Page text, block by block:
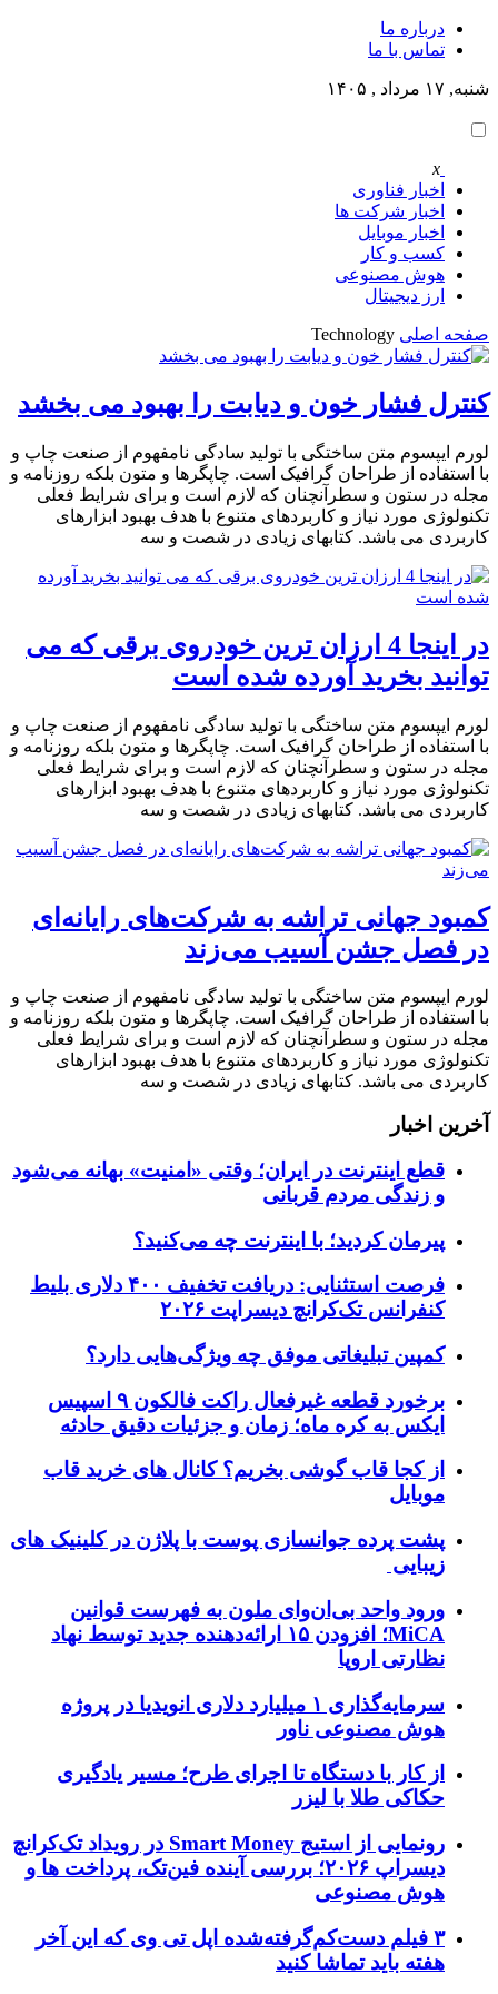
درباره ما
تماس با ما
شنبه, ۱۷ مرداد , ۱۴۰۵
x
اخبار فناوری
اخبار شرکت ها
اخبار موبایل
کسب و کار
هوش مصنوعی
ارز دیجیتال
صفحه اصلی Technology
کنترل فشار خون و دیابت را بهبود می بخشد
لورم ایپسوم متن ساختگی با تولید سادگی نامفهوم از صنعت چاپ و
با استفاده از طراحان گرافیک است. چاپگرها و متون بلکه روزنامه و
مجله در ستون و سطرآنچنان که لازم است و برای شرایط فعلی
تکنولوژی مورد نیاز و کاربردهای متنوع با هدف بهبود ابزارهای
کاربردی می باشد. کتابهای زیادی در شصت و سه
در اینجا 4 ارزان ترین خودروی برقی که می
توانید بخرید آورده شده است
لورم ایپسوم متن ساختگی با تولید سادگی نامفهوم از صنعت چاپ و
با استفاده از طراحان گرافیک است. چاپگرها و متون بلکه روزنامه و
مجله در ستون و سطرآنچنان که لازم است و برای شرایط فعلی
تکنولوژی مورد نیاز و کاربردهای متنوع با هدف بهبود ابزارهای
کاربردی می باشد. کتابهای زیادی در شصت و سه
کمبود جهانی تراشه به شرکت‌های رایانه‌ای
در فصل جشن آسیب می‌زند
لورم ایپسوم متن ساختگی با تولید سادگی نامفهوم از صنعت چاپ و
با استفاده از طراحان گرافیک است. چاپگرها و متون بلکه روزنامه و
مجله در ستون و سطرآنچنان که لازم است و برای شرایط فعلی
تکنولوژی مورد نیاز و کاربردهای متنوع با هدف بهبود ابزارهای
کاربردی می باشد. کتابهای زیادی در شصت و سه
آخرین اخبار
قطع اینترنت در ایران؛ وقتی «امنیت» بهانه می‌شود
و زندگی مردم قربانی
پیرمان کردید؛ با اینترنت چه می‌کنید؟
فرصت استثنایی: دریافت تخفیف ۴۰۰ دلاری بلیط
کنفرانس تک‌کرانچ دیسراپت ۲۰۲۶
کمپین تبلیغاتی موفق چه ویژگی‌هایی دارد؟
برخورد قطعه غیرفعال راکت فالکون ۹ اسپیس
ایکس به کره ماه؛ زمان و جزئیات دقیق حادثه
از کجا قاب گوشی بخریم؟ کانال های خرید قاب
موبایل
پشت پرده جوانسازی پوست با پلاژن در کلینیک های
زیبایی
ورود واحد بی‌ان‌وای ملون به فهرست قوانین
MiCA؛ افزودن ۱۵ ارائه‌دهنده جدید توسط نهاد
نظارتی اروپا
سرمایه‌گذاری ۱ میلیارد دلاری انویدیا در پروژه
هوش مصنوعی ناور
از کار با دستگاه تا اجرای طرح؛ مسیر یادگیری
حکاکی طلا با لیزر
رونمایی از استیج Smart Money در رویداد تک‌کرانچ
دیسراپ ۲۰۲۶؛ بررسی آینده فین‌تک، پرداخت‌ ها و
هوش مصنوعی
۳ فیلم دست‌کم‌گرفته‌شده اپل تی وی که این آخر
هفته باید تماشا کنید